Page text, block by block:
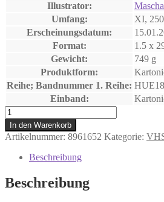
Illustrator:
Umfang:
XI,
Erscheinungsdatum:
Format:
1.5 x
Gewicht:
749 g
Produktform:
Reihe; Bandnummer 1. Reihe:
Einband:
Motive
A1-
B1
Menge
In den Warenkorb
Artikelnummer: 8961652 Kategorie:
Beschreibung
Beschreibung